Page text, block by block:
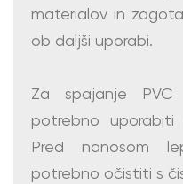
materialov in
ob daljši uporabi.
Za spajanje
potrebno uporabiti
Pred nanosom
potrebno očistiti s